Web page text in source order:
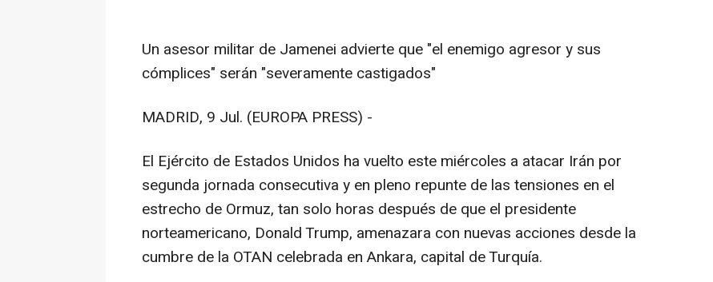
Un asesor militar de Jamenei advierte que "el enemigo agresor y sus
cómplices" serán "severamente castigados"
MADRID, 9 Jul. (EUROPA PRESS) -
El Ejército de Estados Unidos ha vuelto este miércoles a atacar Irán por
segunda jornada consecutiva y en pleno repunte de las tensiones en el
estrecho de Ormuz, tan solo horas después de que el presidente
norteamericano, Donald Trump, amenazara con nuevas acciones desde la
cumbre de la OTAN celebrada en Ankara, capital de Turquía.